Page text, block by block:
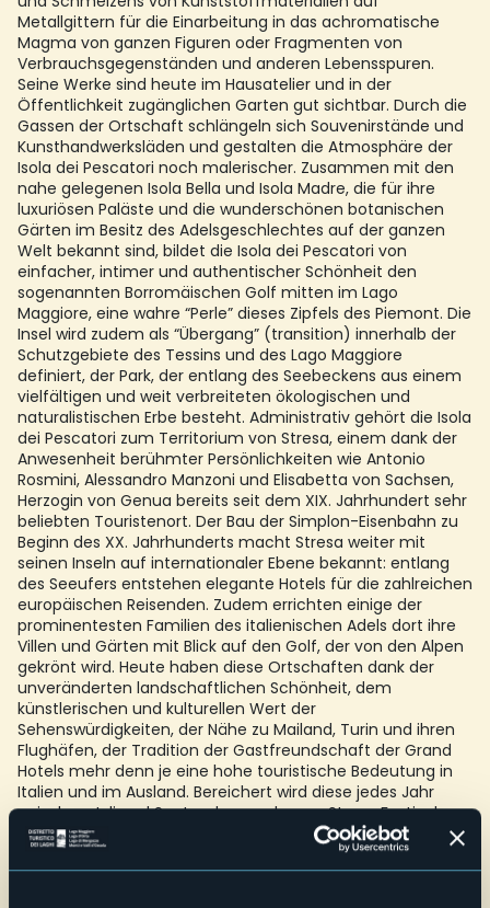
Metallgittern für die Einarbeitung in das achromatische
Magma von ganzen Figuren oder Fragmenten von
Verbrauchsgegenständen und anderen Lebensspuren.
Seine Werke sind heute im Hausatelier und in der
Öffentlichkeit zugänglichen Garten gut sichtbar. Durch die
Gassen der Ortschaft schlängeln sich Souvenirstände und
Kunsthandwerksläden und gestalten die Atmosphäre der
Isola dei Pescatori noch malerischer. Zusammen mit den
nahe gelegenen Isola Bella und Isola Madre, die für ihre
luxuriösen Paläste und die wunderschönen botanischen
Gärten im Besitz des Adelsgeschlechtes auf der ganzen
Welt bekannt sind, bildet die Isola dei Pescatori von
einfacher, intimer und authentischer Schönheit den
sogenannten Borromäischen Golf mitten im Lago
Maggiore, eine wahre “Perle” dieses Zipfels des Piemont. Die
Insel wird zudem als “Übergang” (transition) innerhalb der
Schutzgebiete des Tessins und des Lago Maggiore
definiert, der Park, der entlang des Seebeckens aus einem
vielfältigen und weit verbreiteten ökologischen und
naturalistischen Erbe besteht. Administrativ gehört die Isola
dei Pescatori zum Territorium von Stresa, einem dank der
Anwesenheit berühmter Persönlichkeiten wie Antonio
Rosmini, Alessandro Manzoni und Elisabetta von Sachsen,
Herzogin von Genua bereits seit dem XIX. Jahrhundert sehr
beliebten Touristenort. Der Bau der Simplon-Eisenbahn zu
Beginn des XX. Jahrhunderts macht Stresa weiter mit
seinen Inseln auf internationaler Ebene bekannt: entlang
des Seeufers entstehen elegante Hotels für die zahlreichen
europäischen Reisenden. Zudem errichten einige der
prominentesten Familien des italienischen Adels dort ihre
Villen und Gärten mit Blick auf den Golf, der von den Alpen
gekrönt wird. Heute haben diese Ortschaften dank der
unveränderten landschaftlichen Schönheit, dem
künstlerischen und kulturellen Wert der
Sehenswürdigkeiten, der Nähe zu Mailand, Turin und ihren
Flughäfen, der Tradition der Gastfreundschaft der Grand
Hotels mehr denn je eine hohe touristische Bedeutung in
Italien und im Ausland. Bereichert wird diese jedes Jahr
zwischen Juli und September auch vom Stresa Festival,
dem großen internationalen klassischen Musikereignis, das
seit 1962 Stresa, die Inseln und die anderen nahen
atemberaubenden Locations zu einem der am meisten